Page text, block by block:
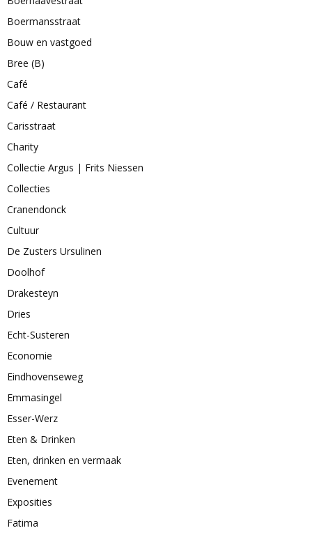
Boermansstraat
Bouw en vastgoed
Bree (B)
Café
Café / Restaurant
Carisstraat
Charity
Collectie Argus | Frits Niessen
Collecties
Cranendonck
Cultuur
De Zusters Ursulinen
Doolhof
Drakesteyn
Dries
Echt-Susteren
Economie
Eindhovenseweg
Emmasingel
Esser-Werz
Eten & Drinken
Eten, drinken en vermaak
Evenement
Exposities
Fatima